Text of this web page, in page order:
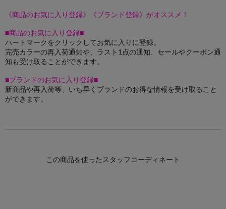
《商品のお気に入り登録》《ブランド登録》がオススメ！
■商品のお気に入り登録■
ハートマークをクリックしてお気に入りに登録。
完売カラーの再入荷通知や、ラスト1点の通知、セールやクーポン通
知も受け取ることができます。
■ブランドのお気に入り登録■
新商品や再入荷等、いち早くブランドのお得な情報を受け取ること
ができます。